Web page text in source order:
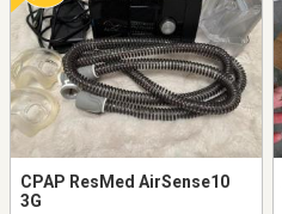
CPAP ResMed AirSense10
3G